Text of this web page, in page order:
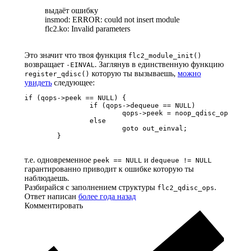
выдаёт ошибку
insmod: ERROR: could not insert module
flc2.ko: Invalid parameters
Это значит что твоя функция flc2_module_init()
возвращает -EINVAL. Заглянув в единственную функцию
register_qdisc() которую ты вызываешь, можно
увидеть следующее:
if (qops->peek == NULL) {
                if (qops->dequeue == NULL)
qops->peek =
                else
                        goto out_einval;
        }
т.е. одновременное peek == NULL и dequeue != NULL
гарантированно приводит к ошибке которую ты
наблюдаешь.
Разбирайся с заполнением структуры flc2_qdisc_ops.
Ответ написан более года назад
Комментировать